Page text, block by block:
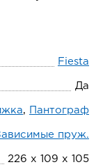
Fiesta
Да
, Пантограф
пруж.
226 х 109 х 105